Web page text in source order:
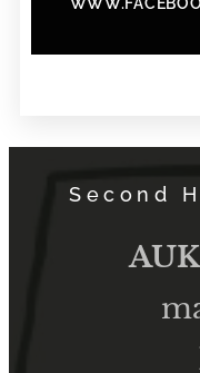
Second